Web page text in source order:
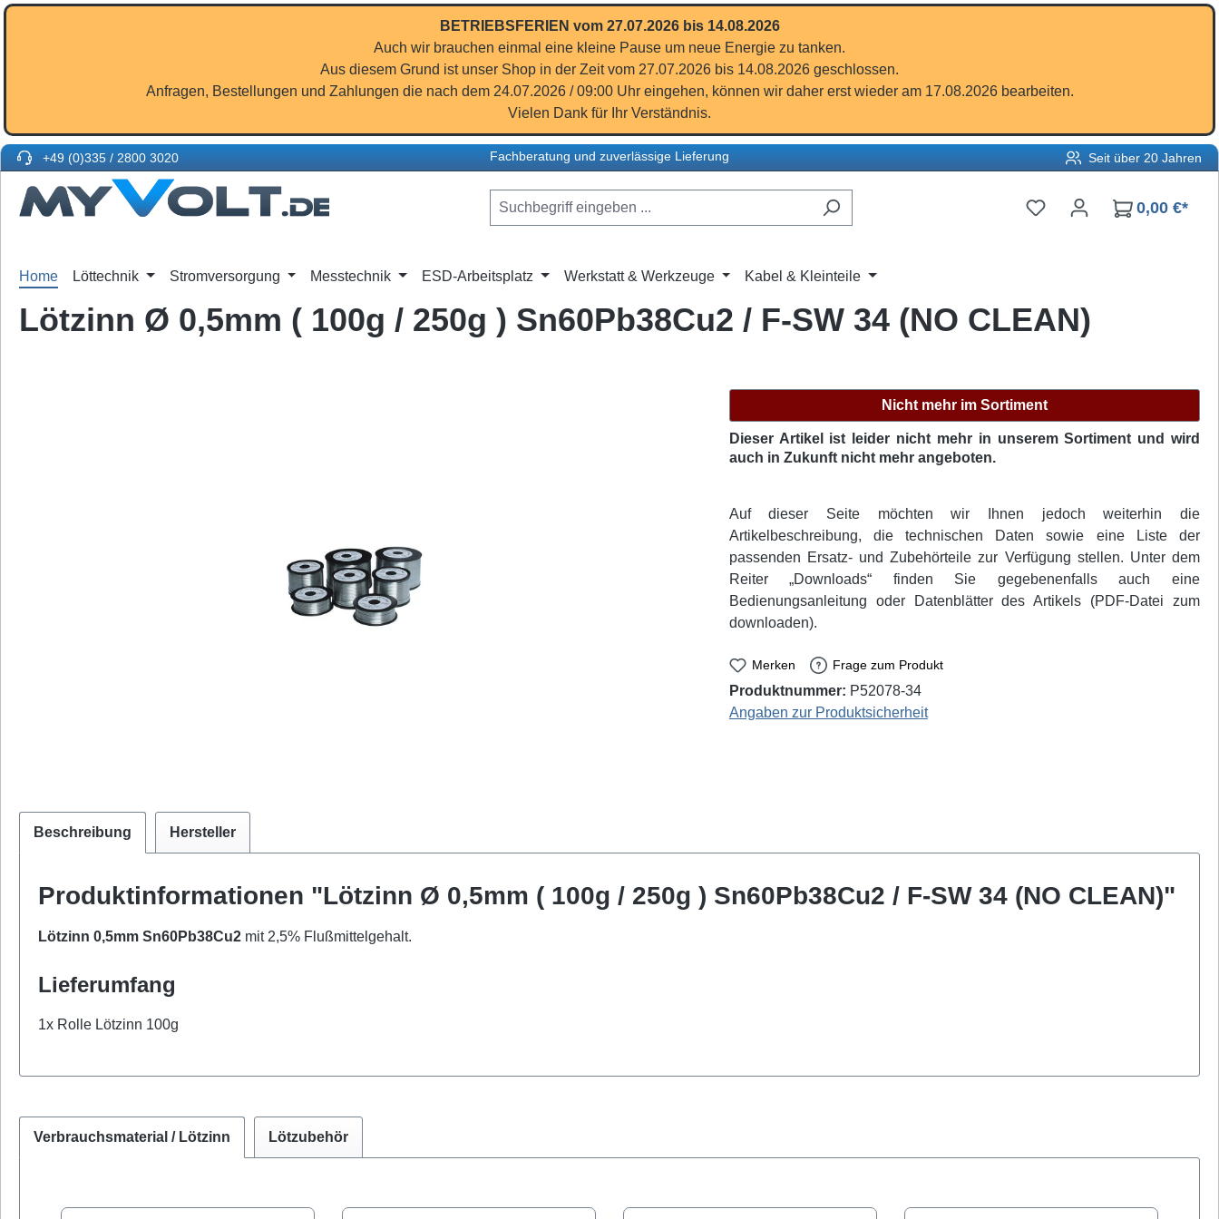
BETRIEBSFERIEN vom 27.07.2026 bis 14.08.2026
Auch wir brauchen einmal eine kleine Pause um neue Energie zu tanken.
Aus diesem Grund ist unser Shop in der Zeit vom 27.07.2026 bis 14.08.2026 geschlossen.
Anfragen, Bestellungen und Zahlungen die nach dem 24.07.2026 / 09:00 Uhr eingehen, können wir daher erst wieder am 17.08.2026 bearbeiten.
Vielen Dank für Ihr Verständnis.
+49 (0)335 / 2800 3020 Fachberatung und zuverlässige Lieferung Seit über 20 Jahren
Du hast 0 Produkte auf
0,00 €*
Home Löttechnik Stromversorgung Messtechnik ESD-Arbeitsplatz Werkstatt & Werkzeuge Kabel & Kleinteile
Lötzinn Ø 0,5mm ( 100g / 250g ) Sn60Pb38Cu2 / F-SW 34 (NO CLEAN)
Nicht mehr im Sortiment
Dieser Artikel ist leider nicht mehr in unserem Sortiment und wird
auch in Zukunft nicht mehr angeboten.
Auf dieser Seite möchten wir Ihnen jedoch weiterhin die
Artikelbeschreibung, die technischen Daten sowie eine Liste der
passenden Ersatz- und Zubehörteile zur Verfügung stellen. Unter dem
Reiter „Downloads“ finden Sie gegebenenfalls auch eine
Bedienungsanleitung oder Datenblätter des Artikels (PDF-Datei zum
downloaden).
Merken Frage zum Produkt
Produktnummer: P52078-34
Angaben zur Produktsicherheit
Beschreibung Hersteller
Produktinformationen "Lötzinn Ø 0,5mm ( 100g / 250g ) Sn60Pb38Cu2 / F-SW 34 (NO CLEAN)"
Lötzinn 0,5mm Sn60Pb38Cu2 mit 2,5% Flußmittelgehalt.
Lieferumfang
1x Rolle Lötzinn 100g
Verbrauchsmaterial / Lötzinn Lötzubehör